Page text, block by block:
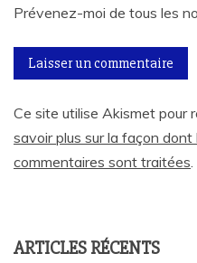
Prévenez-moi de tous les
Ce site utilise Akismet pour
savoir plus sur la façon
commentaires sont traitées.
ARTICLES RÉCENTS